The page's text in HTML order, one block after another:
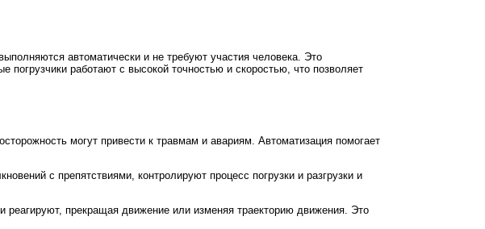
автоматически и не требуют участия человека. Это
погрузчики работают с высокой точностью и скоростью, что позволяет
могут привести к травмам и авариям. Автоматизация помогает
с препятствиями, контролируют процесс погрузки и разгрузки и
реагируют, прекращая движение или изменяя траекторию движения. Это